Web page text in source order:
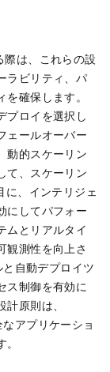
は、これらの設
ラビリティ、パ
確保します。
プロイを選択し
ェールオーバー
動的スケーリン
て、スケーリン
、インテリジェ
にしてパフォー
ムとリアルタイ
観測性を向上さ
自動デプロイツ
ス制御を有効に
原則は、
アプリケーショ